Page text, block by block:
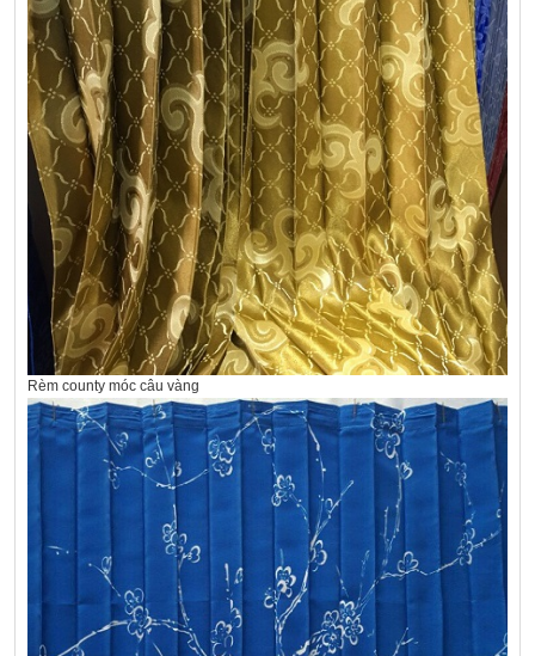
Rèm county móc câu vàng